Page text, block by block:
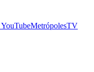
YouTubeMetrópolesTV